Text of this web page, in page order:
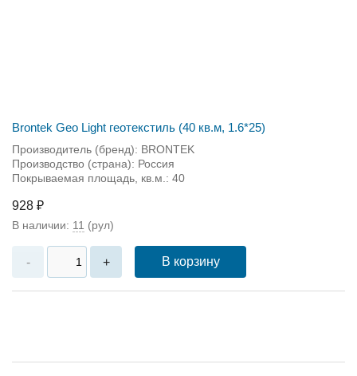
Brontek Geo Light геотекстиль (40 кв.м, 1.6*25)
Производитель (бренд): BRONTEK
Производство (страна): Россия
Покрываемая площадь, кв.м.: 40
928 ₽
В наличии: 11 (рул)
- + В корзину